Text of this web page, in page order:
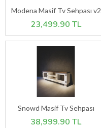
Modena Masif Tv Sehpası v2
23,499.90 TL
Snowd Masif Tv Sehpası
38,999.90 TL